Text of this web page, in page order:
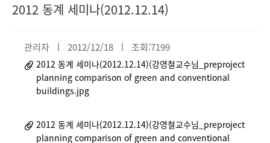
2012 동계 세미나(2012.12.14)
관리자 ㅣ 2012/12/18 ㅣ 조회:7199
2012 동계 세미나(2012.12.14)(강영철교수님_preproject
planning comparison of green and conventional
buildings.jpg
2012 동계 세미나(2012.12.14)(강영철교수님_preproject
planning comparison of green and conventional